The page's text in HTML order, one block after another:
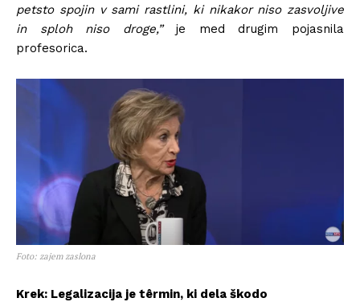
petsto spojin v sami rastlini, ki nikakor niso zasvoljive
in sploh niso droge,”je med drugim pojasnila
profesorica.
Foto: zajem zaslona
Krek: Legalizacija je têrmin, ki dela škodo